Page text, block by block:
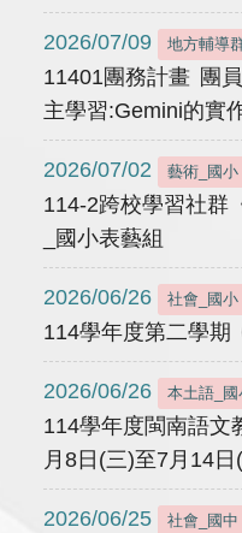
2026/07/09 地方輔導
11401團務計畫 團
主學習:Gemini的實
2026/07/02 藝術_國小
114-2跨校學習社群
_國小表藝組
2026/06/26 社會_國小
114學年度第二學期
2026/06/26 本土語_國
114學年度閩南語文
月8日(三)至7月14
2026/06/25 社會_國中